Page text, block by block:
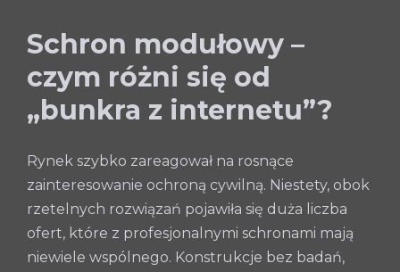
Schron modułowy –
czym różni się od
„bunkra z internetu”?
Rynek szybko zareagował na rosnące
zainteresowanie ochroną cywilną. Niestety, obok
rzetelnych rozwiązań pojawiła się duża liczba
ofert, które z profesjonalnymi schronami mają
niewiele wspólnego. Konstrukcje bez badań,